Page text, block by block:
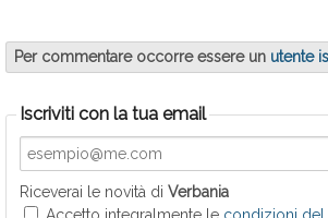
Per commentare occorre essere un utente
Iscriviti con la tua email
Riceverai le novità di Verbania